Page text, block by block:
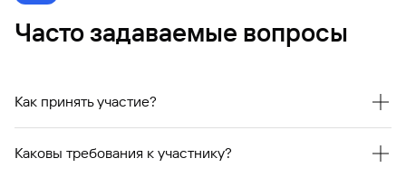
Часто задаваемые вопросы
Как принять участие?
января 2025 года (включительно)
Каковы требования к участнику?